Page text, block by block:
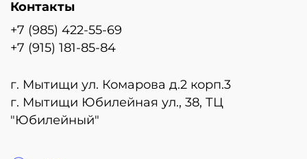
Гарантия полета 3 дня
Наличие шаров уточняйте при заказе
Контакты
+7 (985) 422-55-69
+7 (915) 181-85-84
г. Мытищи ул. Комарова д.2 корп.3
г. Мытищи Юбилейная ул., 38, ТЦ
"Юбилейный"